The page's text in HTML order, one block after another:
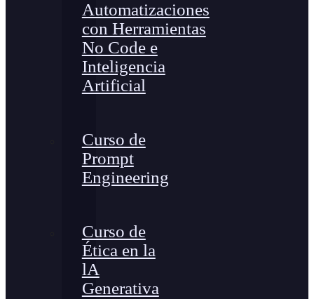
Automatizaciones
con Herramientas
No Code e
Inteligencia
Artificial
Curso de
Prompt
Engineering
Curso de
Ética en la
lA
Generativa